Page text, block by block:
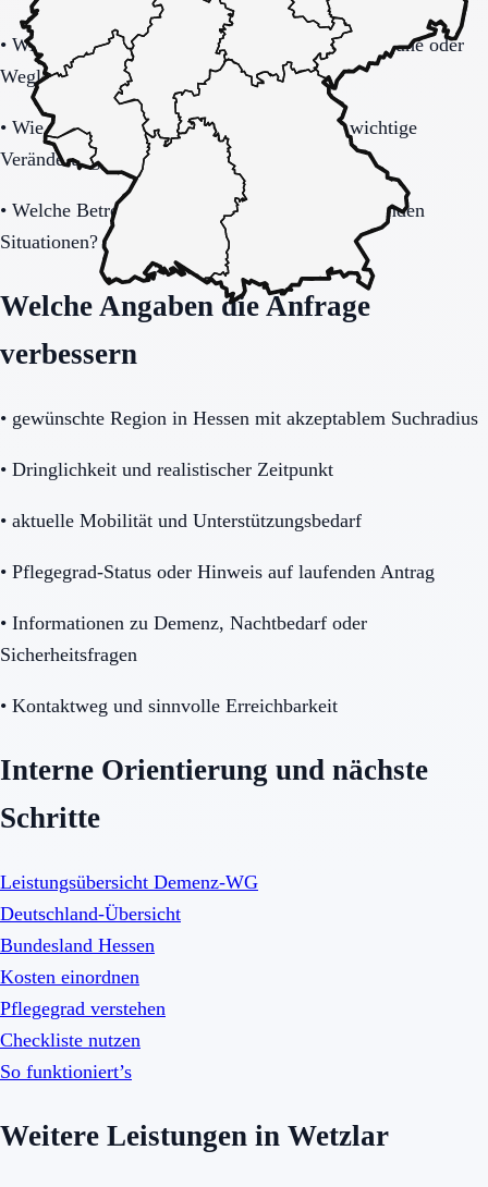
• Wie tragfähig ist das Sicherheitskonzept bei Unruhe oder
Weglauftendenz?
• Wie werden Angehörige informiert und in wichtige
Veränderungen eingebunden?
• Welche Betreuung gibt es nachts und in belastenden
Situationen?
Welche Angaben die Anfrage
verbessern
• gewünschte Region in Hessen mit akzeptablem Suchradius
• Dringlichkeit und realistischer Zeitpunkt
• aktuelle Mobilität und Unterstützungsbedarf
• Pflegegrad-Status oder Hinweis auf laufenden Antrag
• Informationen zu Demenz, Nachtbedarf oder
Sicherheitsfragen
• Kontaktweg und sinnvolle Erreichbarkeit
Interne Orientierung und nächste
Schritte
Leistungsübersicht Demenz-WG
Deutschland-Übersicht
Bundesland Hessen
Kosten einordnen
Pflegegrad verstehen
Checkliste nutzen
So funktioniert’s
Weitere Leistungen in Wetzlar